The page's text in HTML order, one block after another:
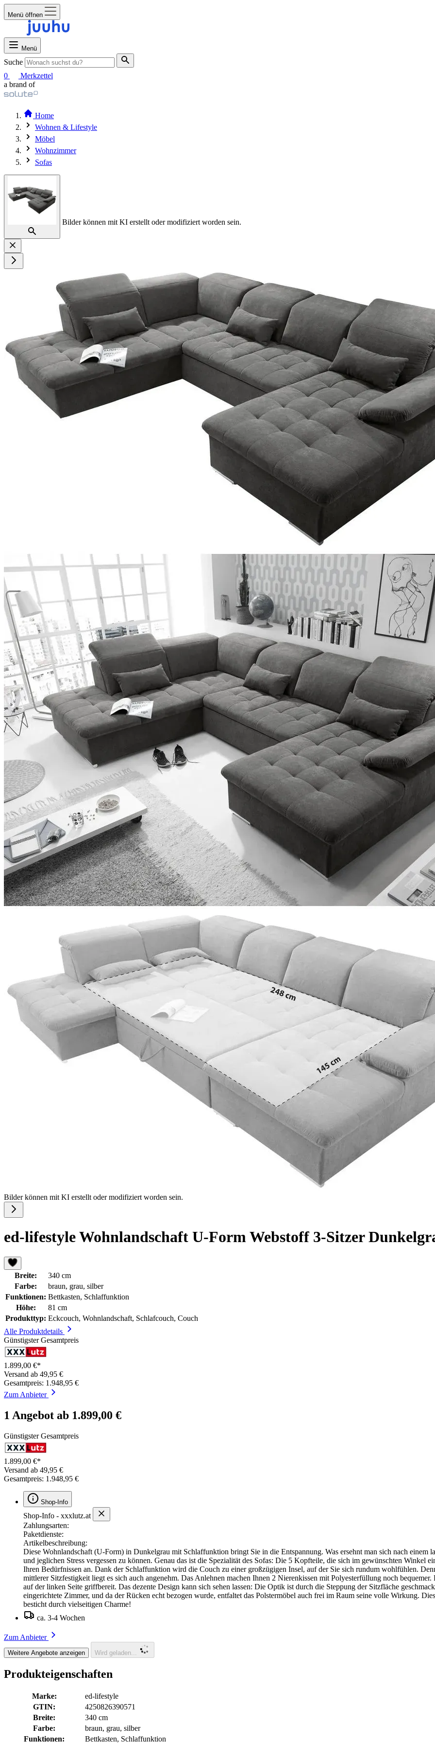
Menü öffnen
Menü
Suche
0
Merkzettel
a brand of
Home
Wohnen & Lifestyle
Möbel
Wohnzimmer
Sofas
Bilder können mit KI erstellt oder modifiziert worden sein.
Bilder können mit KI erstellt oder modifiziert worden sein.
ed-lifestyle Wohnlandschaft U-Form Webstoff 3-Sitzer
Breite:
340 cm
Farbe:
braun, grau, silber
Funktionen: Bettkasten, Schlaffunktion
Höhe:
81 cm
Produkttyp: Eckcouch, Wohnlandschaft, Schlafcouch, Couch
Alle Produktdetails
Günstigster Gesamtpreis
1.899,00 €*
Versand ab 49,95 €
Gesamtpreis: 1.948,95 €
Zum Anbieter
1 Angebot ab 1.899,00 €
Günstigster Gesamtpreis
1.899,00 €*
Versand ab 49,95 €
Gesamtpreis: 1.948,95 €
Shop-Info
Shop-Info - xxxlutz.at
Zahlungsarten:
Paketdienste:
Artikelbeschreibung:
Diese Wohnlandschaft (U-Form) in Dunkelgrau mit Schlaffunktion bringt Sie in die Entspannung. Was ersehnt man sich nach einem
und jeglichen Stress vergessen zu können. Genau das ist die Spezialität des Sofas: Die 5 Kopfteile, die sich im gewünschten Winkel
Ihren Bedürfnissen an. Dank der Schlaffunktion wird die Couch zu einer großzügigen Insel, auf der Sie sich rundum wohlfühlen.
mittlerer Sitzfestigkeit liegt es sich auch angenehm. Das Anlehnen machen Ihnen 2 Nierenkissen mit Polyesterfüllung noch
auf der linken Seite griffbereit. Das dezente Design kann sich sehen lassen: Die Optik ist durch die Steppung der Sitzfläche
eingerichtete Zimmer, und da der Rücken echt bezogen wurde, entfaltet das Polstermöbel auch frei im Raum seine volle Wirkung.
besticht durch vielseitigen Charme!
ca. 3-4 Wochen
Zum Anbieter
Weitere Angebote anzeigen Wird geladen...
Produkteigenschaften
Marke:
ed-lifestyle
GTIN:
4250826390571
Breite:
340 cm
Farbe:
braun, grau, silber
Funktionen:
Bettkasten, Schlaffunktion